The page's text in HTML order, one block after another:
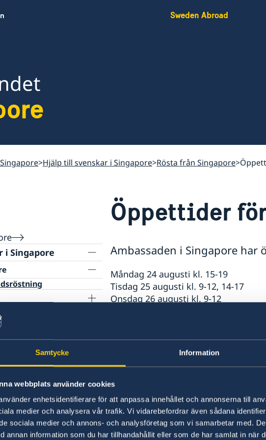
Samtycke Information
webbplats använder cookies
enhetsidentifierare för att anpassa innehållet och annonserna till
medier och analysera vår trafik. Vi vidarebefordrar även sådana
sociala medier och annons- och analysföretag som vi samarbetar med.
annan information som du har tillhandahållit eller som de har samlat in när
Sweden Abroad
Singapore Hjälp till svenskar i Singapore Rösta från Singapore
i Singapore
under 18 år
i Singapore
svenska medborgare
-
Öppettider
Ambassaden i Singapore
Måndag 24 augusti kl. 15-19
Tisdag 25 augusti kl. 9-12, 14-17
Onsdag 26 augusti kl. 9-12
Tisdag 1 september kl. 9-12, 14-19
Fredag 4 september kl. 9-12, 14-17
Lördag 5 september kl. 10-14
Måndag 7 september kl. 9-12